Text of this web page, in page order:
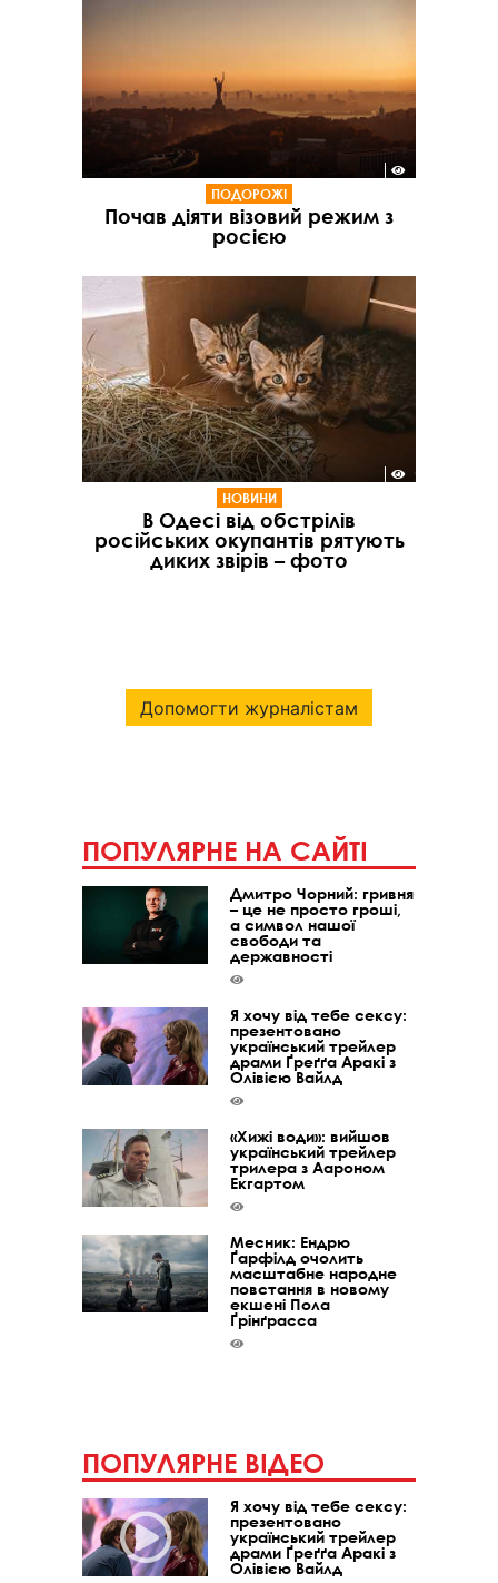
ПОДОРОЖІ
Почав діяти візовий режим з
росією
НОВИНИ
В Одесі від обстрілів
російських окупантів рятують
диких звірів – фото
Допомогти журналістам
ПОПУЛЯРНЕ НА САЙТІ
Дмитро Чорний: гривня
– це не просто гроші,
а символ нашої
свободи та
державності
Я хочу від тебе сексу:
презентовано
український трейлер
драми Ґреґґа Аракі з
Олівією Вайлд
«Хижі води»: вийшов
український трейлер
трилера з Аароном
Екгартом
Месник: Ендрю
Ґарфілд очолить
масштабне народне
повстання в новому
екшені Пола
Ґрінґрасса
ПОПУЛЯРНЕ ВІДЕО
Я хочу від тебе сексу:
презентовано
український трейлер
драми Ґреґґа Аракі з
Олівією Вайлд